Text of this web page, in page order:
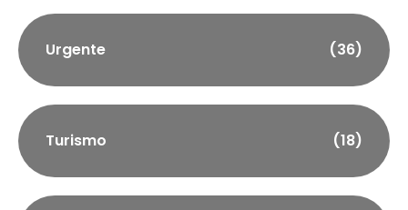
Urgente (36)
Turismo (18)